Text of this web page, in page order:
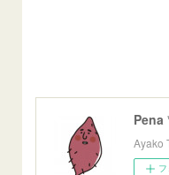
Pena
Ayako